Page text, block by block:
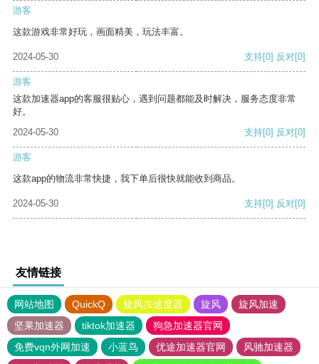
游客
这款游戏非常好玩，画面精美，玩法丰富。
2024-05-30 支持[0] 反对[0]
游客
这款加速器app的客服很贴心，遇到问题都能及时解决，服务态度非常
好。
2024-05-30
支持[0] 反对[0]
游客
这款app的物流非常快捷，我下单后很快就能收到商品。
2024-05-30 支持[0] 反对[0]
友情链接
网站地图 QuickQ 旋风加速度器 旋风
旋风加速
坚果加速器
tiktok加速器
狗急加速器官网
免费vqn外网加速
小蓝鸟 优途加速器官网
风驰加速器